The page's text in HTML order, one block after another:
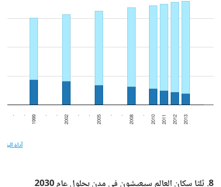
8. ثلثا سكان العالم سيعيشون في مدن بحلول عام 2030